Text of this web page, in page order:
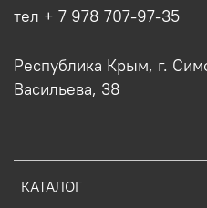
КАТАЛОГ
тел + 7 978 707-97-35
Республика Крым, г.
Васильева, 38